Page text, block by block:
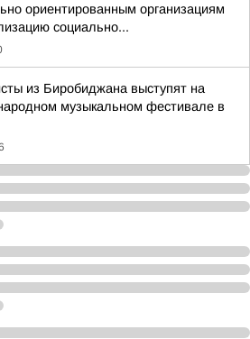
ориентированным организациям
социально...
из Биробиджана выступят на
музыкальном фестивале в